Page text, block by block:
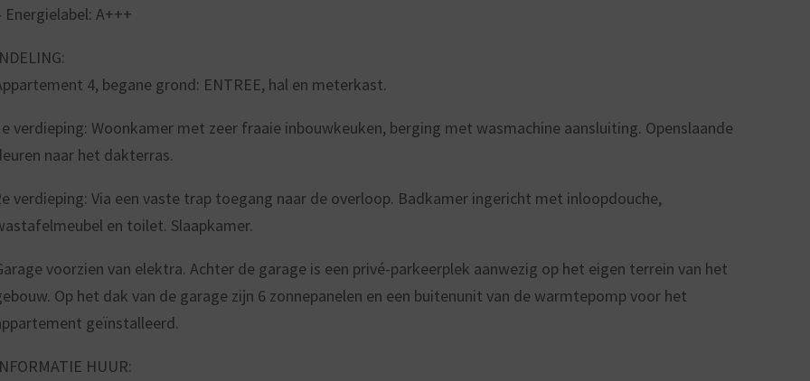
Energielabel: A+++
4, begane grond: ENTREE, hal en meterkast.
verdieping: Woonkamer met zeer fraaie inbouwkeuken, berging met wasmachine aansluiting. Openslaande
naar het dakterras.
verdieping: Via een vaste trap toegang naar de overloop. Badkamer ingericht met inloopdouche,
en toilet. Slaapkamer.
voorzien van elektra. Achter de garage is een privé-parkeerplek aanwezig op het eigen terrein van het
Op het dak van de garage zijn 6 zonnepanelen en een buitenunit van de warmtepomp voor het
geïnstalleerd.
HUUR: